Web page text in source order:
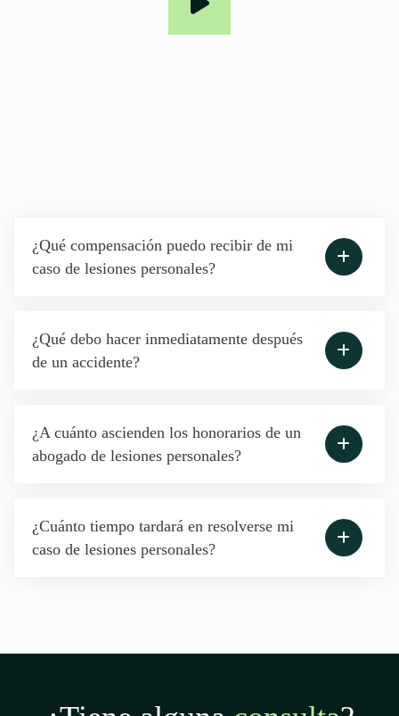
¿Qué compensación puedo recibir de mi
caso de lesiones personales?
¿Qué debo hacer inmediatamente después
de un accidente?
¿A cuánto ascienden los honorarios de un
abogado de lesiones personales?
¿Cuánto tiempo tardará en resolverse mi
caso de lesiones personales?